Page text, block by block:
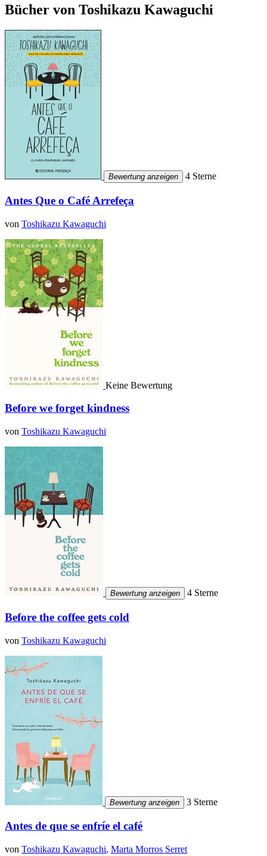
Bücher von Toshikazu Kawaguchi
Bewertung anzeigen 4 Sterne
Antes Que o Café Arrefeça
von Toshikazu Kawaguchi
Keine Bewertung
Before we forget kindness
von Toshikazu Kawaguchi
Bewertung anzeigen 4 Sterne
Before the coffee gets cold
von Toshikazu Kawaguchi
Bewertung anzeigen 3 Sterne
Antes de que se enfríe el café
von Toshikazu Kawaguchi, Marta Morros Serret